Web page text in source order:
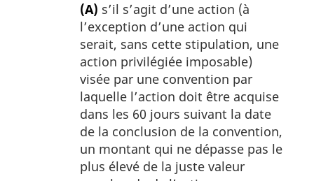
(A) s’il s’agit d’une action (à
l’exception d’une action qui
serait, sans cette stipulation, une
action privilégiée imposable)
visée par une convention par
laquelle l’action doit être acquise
dans les 60 jours suivant la date
de la conclusion de la convention,
un montant qui ne dépasse pas le
plus élevé de la juste valeur